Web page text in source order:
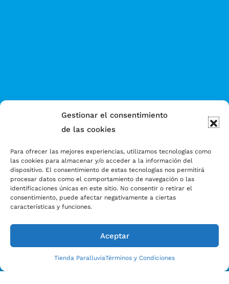
Gestionar el consentimiento
de las cookies
Para ofrecer las mejores experiencias, utilizamos tecnologías como
las cookies para almacenar y/o acceder a la información del
dispositivo. El consentimiento de estas tecnologías nos permitirá
procesar datos como el comportamiento de navegación o las
identificaciones únicas en este sitio. No consentir o retirar el
consentimiento, puede afectar negativamente a ciertas
características y funciones.
Aceptar
Tienda ParalluviaTérminos y Condiciones